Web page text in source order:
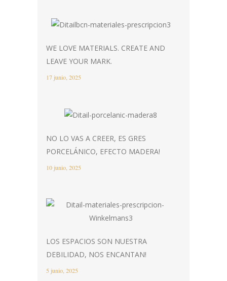
WE LOVE MATERIALS. CREATE AND
LEAVE YOUR MARK.
17 junio, 2025
NO LO VAS A CREER, ES GRES
PORCELÁNICO, EFECTO MADERA!
10 junio, 2025
LOS ESPACIOS SON NUESTRA
DEBILIDAD, NOS ENCANTAN!
5 junio, 2025